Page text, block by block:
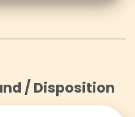
/ Disposition